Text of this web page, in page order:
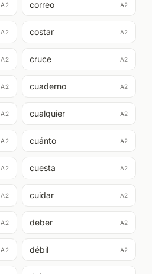
A2 correo A2
A2 costar A2
A2 cruce A2
A2 cuaderno A2
A2 cualquier A2
A2 cuánto A2
A2 cuesta A2
A2 cuidar A2
A2 deber A2
A2 débil A2